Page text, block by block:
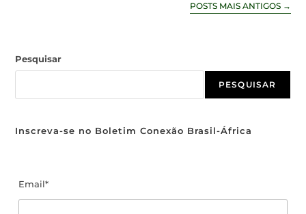
POSTS MAIS ANTIGOS →
Pesquisar
PESQUISAR
Inscreva-se no Boletim Conexão Brasil-África
Email*